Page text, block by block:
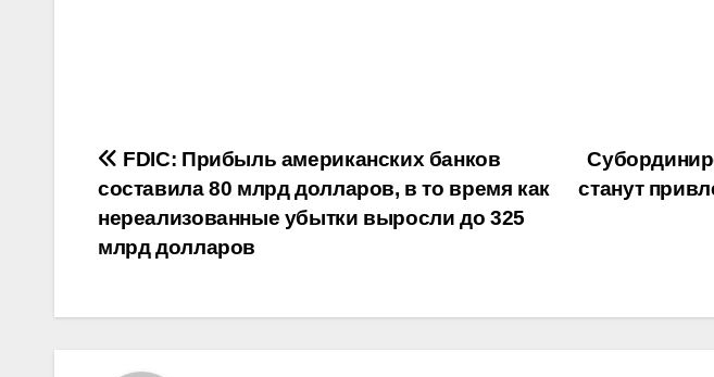
Навигация
по
записям
станут
FDIC: Прибыль американских банков
составила 80 млрд долларов, в то время как
нереализованные убытки выросли до 325
млрд долларов